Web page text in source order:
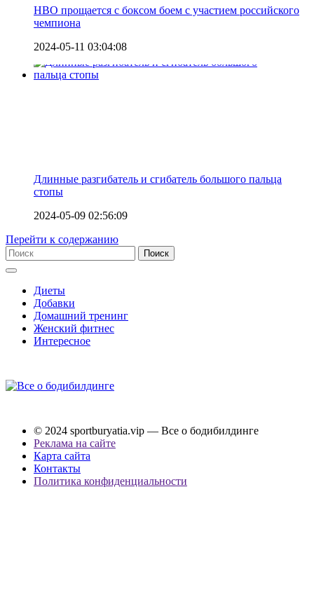
HBO прощается с боксом боем с участием российского
чемпиона
2024-05-11 03:04:08
Длинные разгибатель и сгибатель большого пальца
стопы
2024-05-09 02:56:09
Перейти к содержанию
Диеты
Добавки
Домашний тренинг
Женский фитнес
Интересное
© 2024 sportburyatia.vip — Все о бодибилдинге
Реклама на сайте
Карта сайта
Контакты
Политика конфиденциальности